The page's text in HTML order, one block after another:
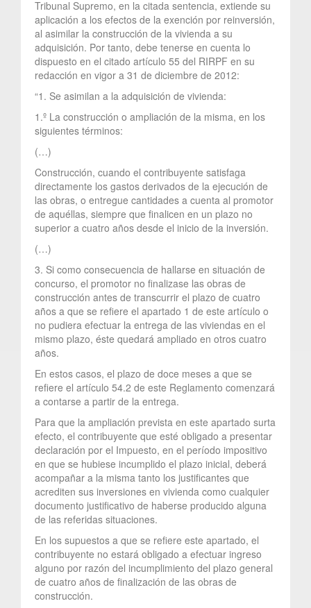
Tribunal Supremo, en la citada sentencia, extiende su
aplicación a los efectos de la exención por reinversión,
al asimilar la construcción de la vivienda a su
adquisición. Por tanto, debe tenerse en cuenta lo
dispuesto en el citado artículo 55 del RIRPF en su
redacción en vigor a 31 de diciembre de 2012:
“1. Se asimilan a la adquisición de vivienda:
1.º La construcción o ampliación de la misma, en los
siguientes términos:
(…)
Construcción, cuando el contribuyente satisfaga
directamente los gastos derivados de la ejecución de
las obras, o entregue cantidades a cuenta al promotor
de aquéllas, siempre que finalicen en un plazo no
superior a cuatro años desde el inicio de la inversión.
(…)
3. Si como consecuencia de hallarse en situación de
concurso, el promotor no finalizase las obras de
construcción antes de transcurrir el plazo de cuatro
años a que se refiere el apartado 1 de este artículo o
no pudiera efectuar la entrega de las viviendas en el
mismo plazo, éste quedará ampliado en otros cuatro
años.
En estos casos, el plazo de doce meses a que se
refiere el artículo 54.2 de este Reglamento comenzará
a contarse a partir de la entrega.
Para que la ampliación prevista en este apartado surta
efecto, el contribuyente que esté obligado a presentar
declaración por el Impuesto, en el período impositivo
en que se hubiese incumplido el plazo inicial, deberá
acompañar a la misma tanto los justificantes que
acrediten sus inversiones en vivienda como cualquier
documento justificativo de haberse producido alguna
de las referidas situaciones.
En los supuestos a que se refiere este apartado, el
contribuyente no estará obligado a efectuar ingreso
alguno por razón del incumplimiento del plazo general
de cuatro años de finalización de las obras de
construcción.